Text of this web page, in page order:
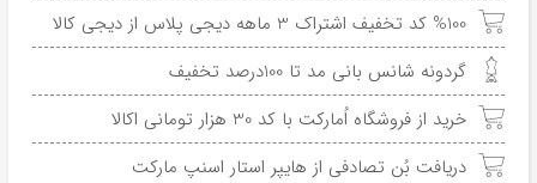
%100 کد تخفیف اشتراک 3 ماهه دیجی پلاس از دیجی کالا
گردونه شانس بانی مد تا 100درصد تخفیف
خرید از فروشگاه اُمارکت با کد 30 هزار تومانی اکالا
دریافت بُن تصادفی از هایپر استار اسنپ مارکت